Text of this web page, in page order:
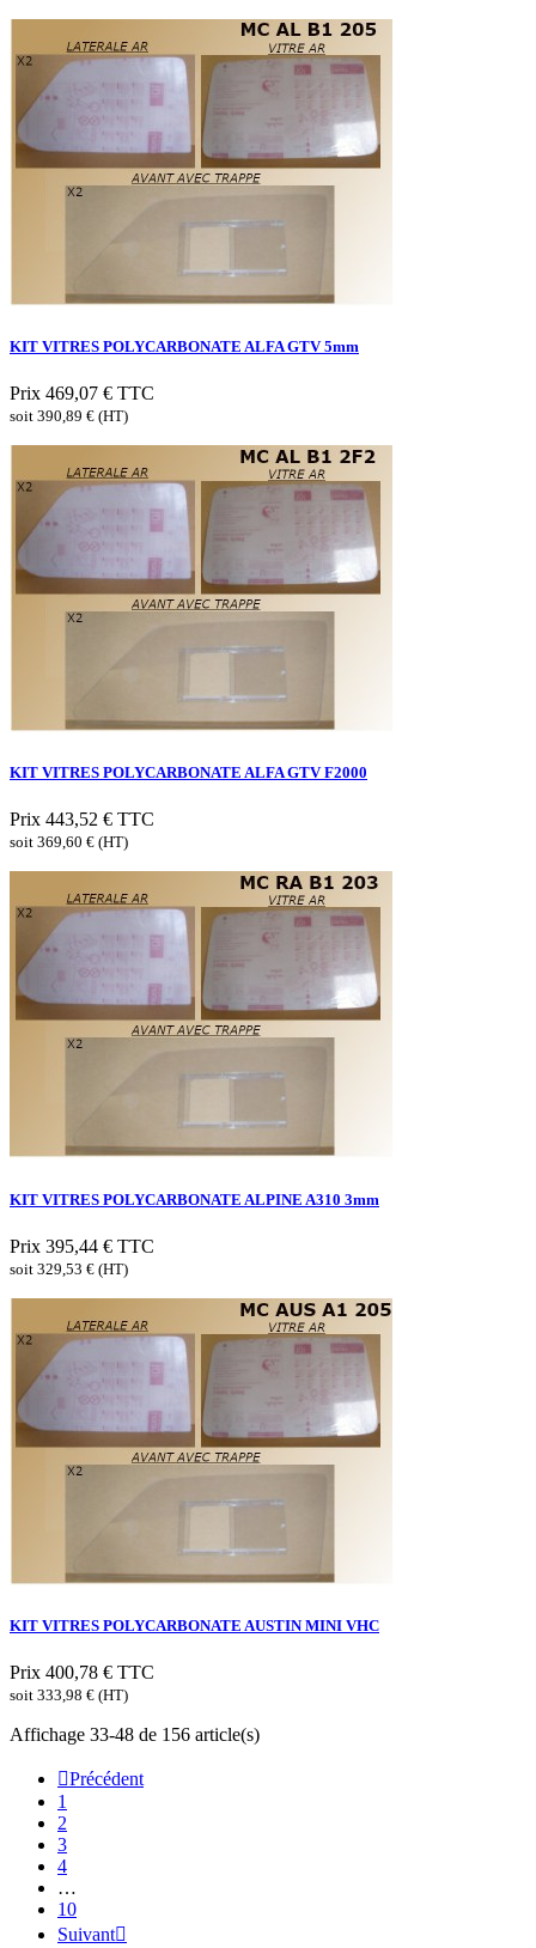
KIT VITRES POLYCARBONATE ALFA GTV 5mm
Prix 469,07 € TTC
soit 390,89 € (HT)
KIT VITRES POLYCARBONATE ALFA GTV F2000
Prix 443,52 € TTC
soit 369,60 € (HT)
KIT VITRES POLYCARBONATE ALPINE A310 3mm
Prix 395,44 € TTC
soit 329,53 € (HT)
KIT VITRES POLYCARBONATE AUSTIN MINI VHC
Prix 400,78 € TTC
soit 333,98 € (HT)
Affichage 33-48 de 156 article(s)
Précédent
1
2
3
4
…
10
Suivant